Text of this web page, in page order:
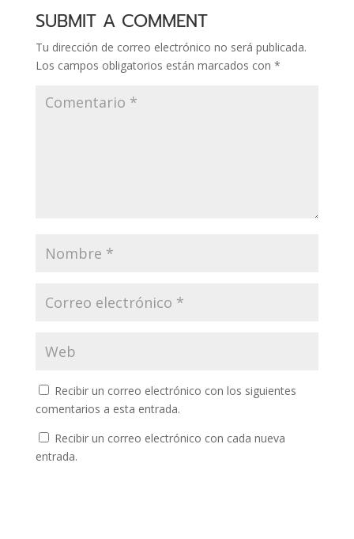
SUBMIT A COMMENT
Tu dirección de correo electrónico no será publicada.
Los campos obligatorios están marcados con *
Recibir un correo electrónico con los siguientes
comentarios a esta entrada.
Recibir un correo electrónico con cada nueva
entrada.